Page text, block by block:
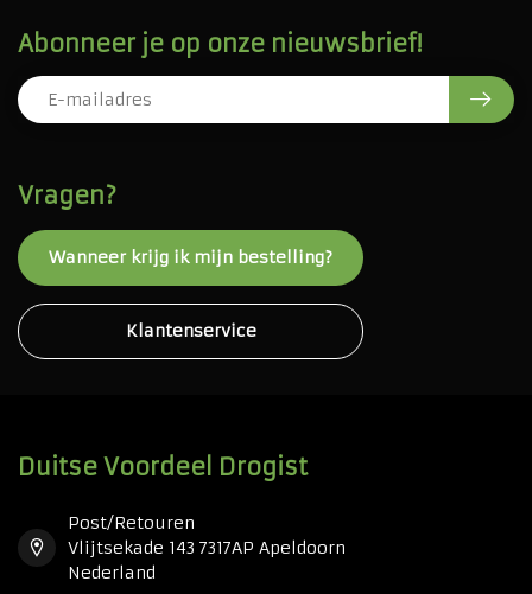
Vragen?
Wanneer krijg ik mijn bestelling?
Klantenservice
Abonneer je op onze nieuwsbrief!
Duitse Voordeel Drogist
Post/Retouren
Vlijtsekade 143 7317AP Apeldoorn
Nederland